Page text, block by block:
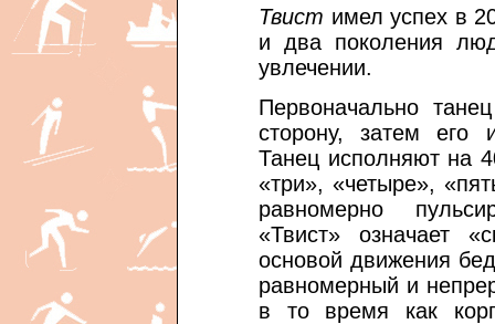
Твист имел успех в
и два поколения
увлечении.
Первоначально
сторону, затем его
Танец исполняют на
«три», «четыре»,
равномерно
«Твист» означает
основой движения
равномерный и
в то время как